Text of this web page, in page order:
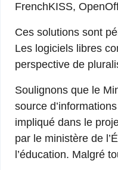
FrenchKISS,
Ces solutions sont
Les logiciels libres
perspective de
Soulignons que le
source
impliqué dans le
par le ministère de
l’éducation. Malgré